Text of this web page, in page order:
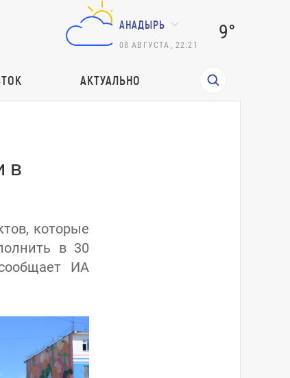
АНАДЫРЬ
08 АВГУСТА 22:21
9°
АКТУАЛЬНО
в
которые
в 30
ИА